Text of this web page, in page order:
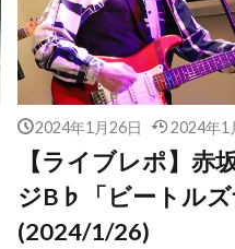
2024年1月26日 2024年1
【ライブレポ】赤
ジB♭「ビートルズ
(2024/1/26)